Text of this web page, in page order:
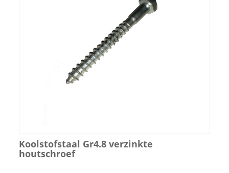
Koolstofstaal Gr4.8 verzinkte
houtschroef